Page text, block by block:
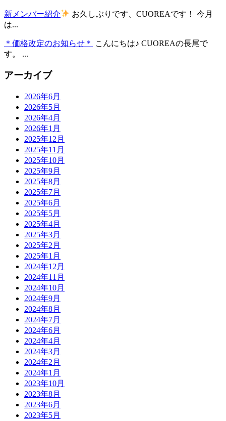
新メンバー紹介
お久しぶりです、CUOREAです！ 今月
は...
＊価格改定のお知らせ＊
こんにちは♪ CUOREAの長尾で
す。 ...
アーカイブ
2026年6月
2026年5月
2026年4月
2026年1月
2025年12月
2025年11月
2025年10月
2025年9月
2025年8月
2025年7月
2025年6月
2025年5月
2025年4月
2025年3月
2025年2月
2025年1月
2024年12月
2024年11月
2024年10月
2024年9月
2024年8月
2024年7月
2024年6月
2024年4月
2024年3月
2024年2月
2024年1月
2023年10月
2023年8月
2023年6月
2023年5月